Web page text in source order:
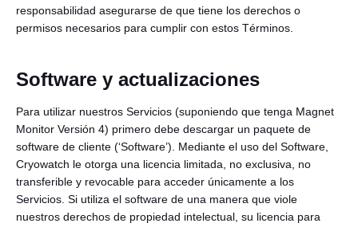
responsabilidad asegurarse de que tiene los derechos o
permisos necesarios para cumplir con estos Términos.
Software y actualizaciones
Para utilizar nuestros Servicios (suponiendo que tenga Magnet
Monitor Versión 4) primero debe descargar un paquete de
software de cliente (‘Software’). Mediante el uso del Software,
Cryowatch le otorga una licencia limitada, no exclusiva, no
transferible y revocable para acceder únicamente a los
Servicios. Si utiliza el software de una manera que viole
nuestros derechos de propiedad intelectual, su licencia para